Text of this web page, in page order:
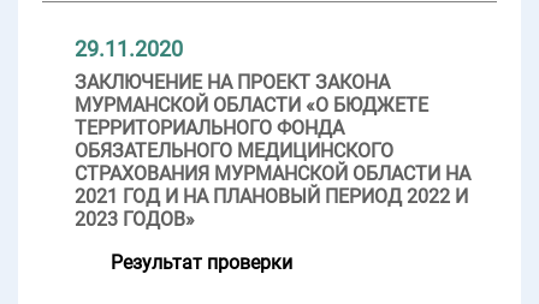
29.11.2020
ЗАКЛЮЧЕНИЕ НА ПРОЕКТ ЗАКОНА
МУРМАНСКОЙ ОБЛАСТИ «О БЮДЖЕТЕ
ТЕРРИТОРИАЛЬНОГО ФОНДА
ОБЯЗАТЕЛЬНОГО МЕДИЦИНСКОГО
СТРАХОВАНИЯ МУРМАНСКОЙ ОБЛАСТИ НА
2021 ГОД И НА ПЛАНОВЫЙ ПЕРИОД 2022 И
2023 ГОДОВ»
Результат проверки